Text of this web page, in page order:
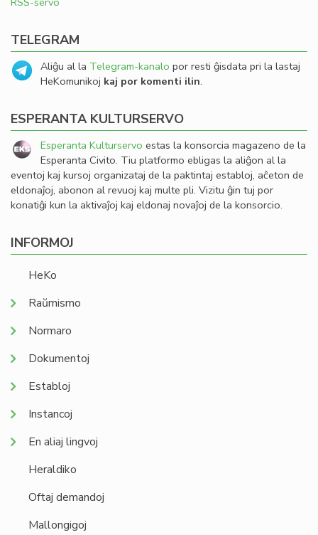
TELEGRAM
Aliĝu al la Telegram-kanalo por resti ĝisdata pri la lastaj
HeKomunikoj kaj por komenti ilin.
ESPERANTA KULTURSERVO
Esperanta Kulturservo estas la konsorcia magazeno de la
Esperanta Civito. Tiu platformo ebligas la aliĝon al la
eventoj kaj kursoj organizataj de la paktintaj establoj, aĉeton de
eldonaĵoj, abonon al revuoj kaj multe pli. Vizitu ĝin tuj por
konatiĝi kun la aktivaĵoj kaj eldonaj novaĵoj de la konsorcio.
INFORMOJ
HeKo
Raŭmismo
Normaro
Dokumentoj
Establoj
Instancoj
En aliaj lingvoj
Heraldiko
Oftaj demandoj
Mallongigoj